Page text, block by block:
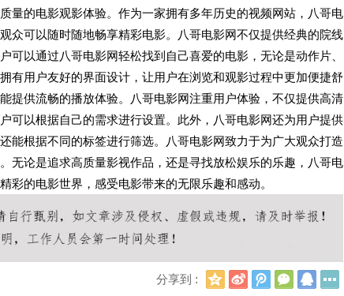
量的电影观影体验。作为一家拥有多年历史的视频网站，八哥电
众可以随时随地畅享精彩电影。八哥电影网不仅提供经典的院线
以通过八哥电影网轻松找到自己喜爱的电影，无论是动作片、
有用户友好的界面设计，让用户在浏览和观影过程中更加便捷舒
提供流畅的播放体验。八哥电影网注重用户体验，不仅提供高清
可以根据自己的需求进行设置。此外，八哥电影网还为用户提供
能根据不同的标签进行筛选。八哥电影网致力于为广大观众打造
无论是追求高质量影视作品，还是寻找放松娱乐的乐趣，八哥电
的电影世界，感受电影带来的无限乐趣和感动。
分享到 :
Q
新
浪
腾
讯
微
信
Q